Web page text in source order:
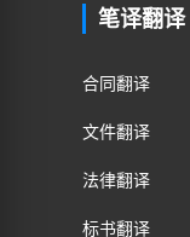
笔译翻译
合同翻译
文件翻译
法律翻译
标书翻译